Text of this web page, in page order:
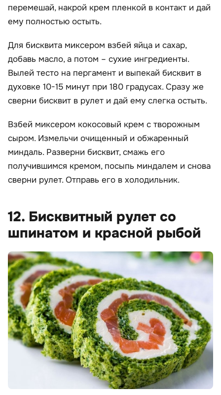
перемешай, накрой крем пленкой в контакт и дай
ему полностью остыть.
Для бисквита миксером взбей яйца и сахар,
добавь масло, а потом – сухие ингредиенты.
Вылей тесто на пергамент и выпекай бисквит в
духовке 10-15 минут при 180 градусах. Сразу же
сверни бисквит в рулет и дай ему слегка остыть.
Взбей миксером кокосовый крем с творожным
сыром. Измельчи очищенный и обжаренный
миндаль. Разверни бисквит, смажь его
получившимся кремом, посыпь миндалем и снова
сверни рулет. Отправь его в холодильник.
12. Бисквитный рулет со
шпинатом и красной рыбой